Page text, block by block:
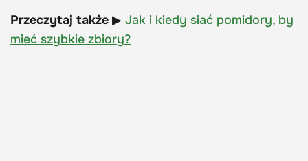
Przeczytaj także ▶ Jak i kiedy siać pomidory, by
mieć szybkie zbiory?